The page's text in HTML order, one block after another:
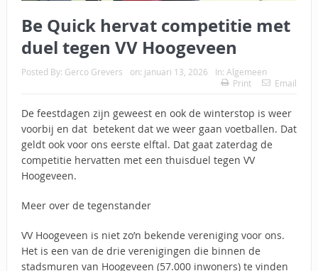
Be Quick hervat competitie met
duel tegen VV Hoogeveen
Posted By: Gerco Grevers on: januari 13, 2026 In: Algemeen
Print
Email
De feestdagen zijn geweest en ook de winterstop is weer
voorbij en dat betekent dat we weer gaan voetballen. Dat
geldt ook voor ons eerste elftal. Dat gaat zaterdag de
competitie hervatten met een thuisduel tegen VV
Hoogeveen.
Meer over de tegenstander
VV Hoogeveen is niet zo’n bekende vereniging voor ons.
Het is een van de drie verenigingen die binnen de
stadsmuren van Hoogeveen (57.000 inwoners) te vinden